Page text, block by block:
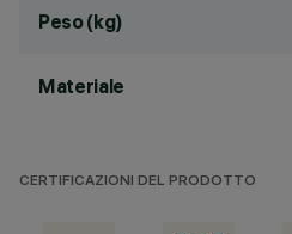
Peso (kg)
Materiale
CERTIFICAZIONI DEL PRODOTTO